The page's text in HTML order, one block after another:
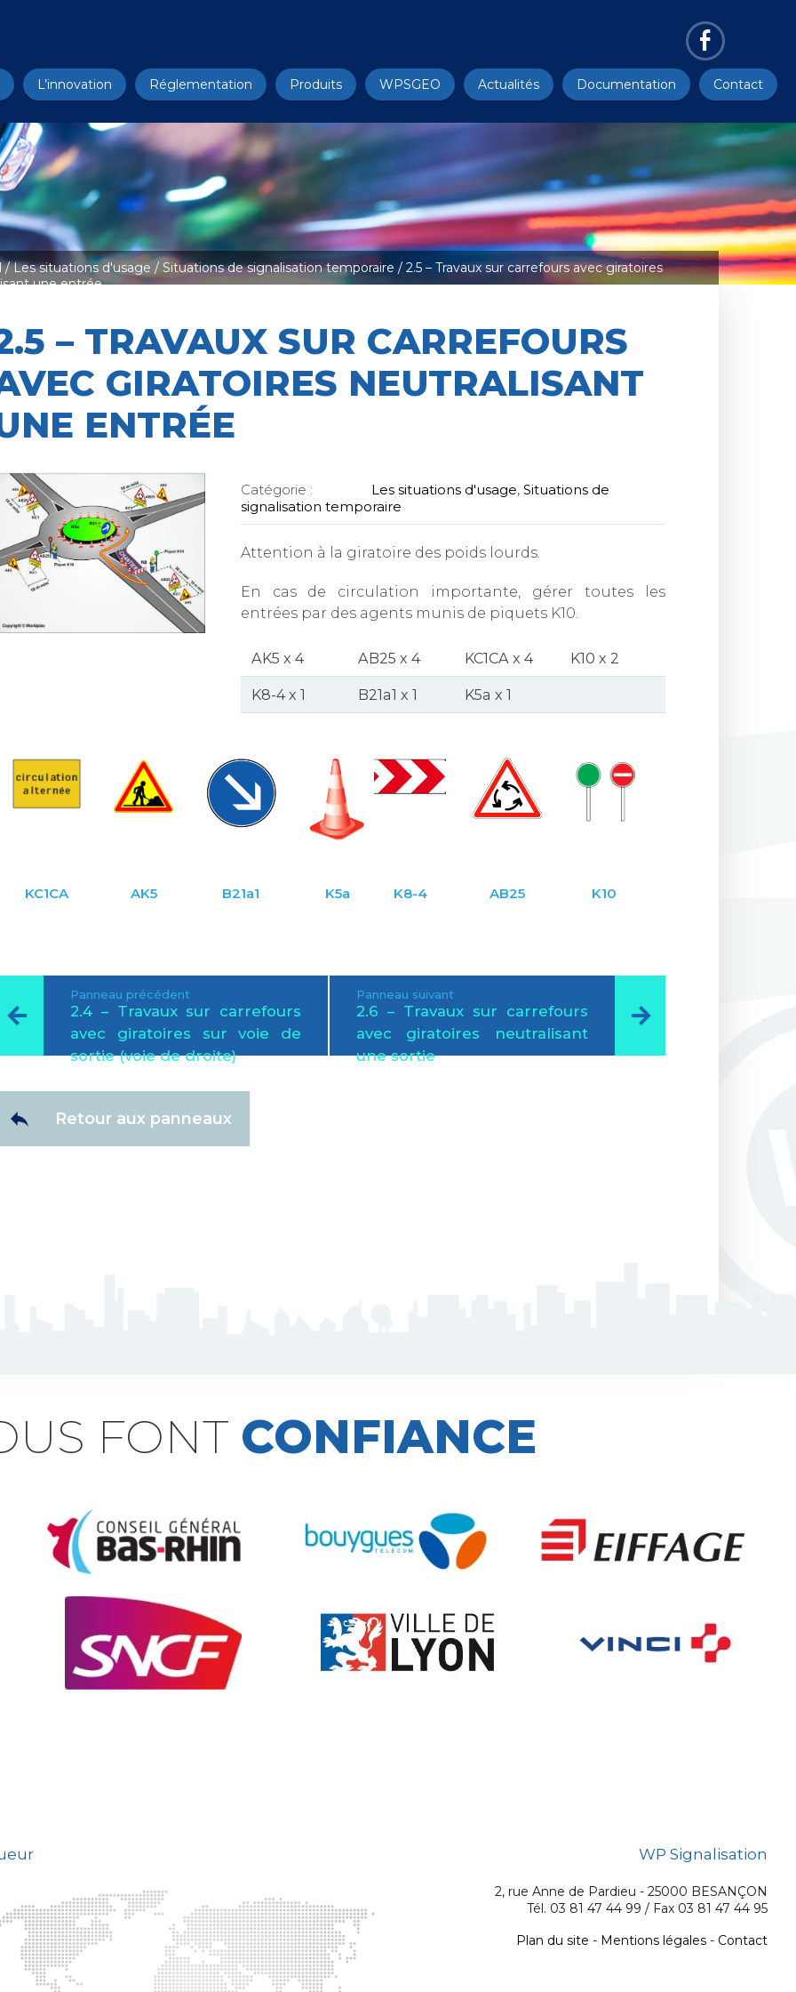
L’innovation Réglementation Produits WPSGEO Actualités Documentation Contact
/Les situations d'usage /Situations de signalisation temporaire / 2.5 – Travaux sur carrefours avec giratoires
une entrée
– TRAVAUX SUR CARREFOURS
GIRATOIRES NEUTRALISANT
ENTRÉE
Catégorie : Les situations d'usage,Situations de
signalisation temporaire
Attention à la giratoire des poids lourds.
En cas de circulation importante, gérer toutes les
entrées par des agents munis de piquets K10.
AK5 x 4 AB25 x 4 KC1CA x 4 K10 x 2
K8-4 x 1 B21a1 x 1 K5a x 1
KC1CA AK5 B21a1 K5a K8-4 AB25 K10
Panneau précédent
2.4 – Travaux sur carrefours
avec giratoires sur voie de
sortie (voie de droite)
Panneau suivant
2.6 – Travaux sur carrefours
avec giratoires neutralisant
une sortie
Retour aux panneaux
FONT CONFIANCE
WP Signalisation
2, rue Anne de Pardieu - 25000 BESANÇON
Tél. 03 81 47 44 99 / Fax 03 81 47 44 95
Plan du site - Mentions légales - Contact